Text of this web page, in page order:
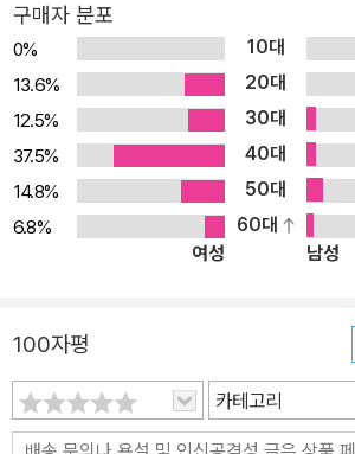
자체가 더 중요해졌다. 그 영향으로 시설이 좋
치는 온갖 정보와 프로그램이 각종 매체에 올
불러일으켰다. 그런데 그런 집을 구경하고 나
이 어딘가 씁쓸함이 남는 건 왜였을까? 물려받은 재산이 없이는 복권
같은 행운을 얻거나, 도박 같은 투기를 해야
말고, 그저 삶을 살기 위해 애쓰는 보통의 우
한 이야기가 더 필요하지 않을까! 책을 기획한 조이여울 페미니스트
저널 <일다> 편집장은 열두 편의 글을 다 읽고
가는 집의 의미와 도전은 무엇인지”를 다시금
럽게 스스로가 거쳐 간 집들이 떠올랐고, 집
확장되는 경험을 했다”고 밝혔다. 그의 말처럼 이 책은 우리가 그동안
집에 대해 중요한 것을 정작 놓치고 살아가고
구매자 분포
0% 10대
13.6%
20대
12.5%
30대
37.5%
40대
14.8%
50대
6.8%
60대
여성
남성
100자평
카테고리